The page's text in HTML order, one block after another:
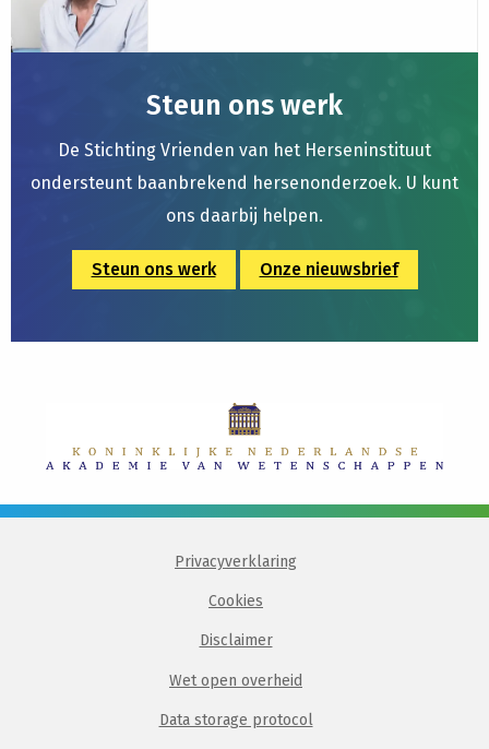
Someren
Groep
Steun ons werk
De Stichting Vrienden van het Herseninstituut
ondersteunt baanbrekend hersenonderzoek. U kunt
ons daarbij helpen.
Steun ons werk Onze nieuwsbrief
Privacyverklaring
Cookies
Disclaimer
Wet open overheid
Data storage protocol